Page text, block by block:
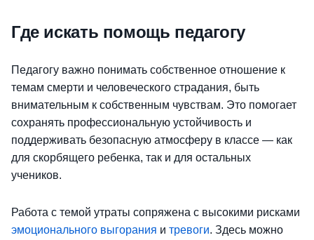
Где искать помощь педагогу
Педагогу важно понимать собственное отношение к
темам смерти и человеческого страдания, быть
внимательным к собственным чувствам. Это помогает
сохранять профессиональную устойчивость и
поддерживать безопасную атмосферу в классе — как
для скорбящего ребенка, так и для остальных
учеников.
Работа с темой утраты сопряжена с высокими рисками
эмоционального выгорания и тревоги. Здесь можно